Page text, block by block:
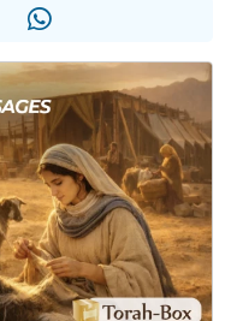
un don pour Tsédaka : pauvres d'Israel
Nouvelle émission radio : Visions de grandeur n°104 : Le Chabbath et le Birkat Hamazone à travers le temps
4 personnes viennent de nous rejoindre sur WhatsApp